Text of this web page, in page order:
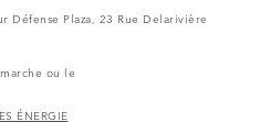
Défense Plaza, 23 Rue Delarivière
ou le
ÉNERGIE